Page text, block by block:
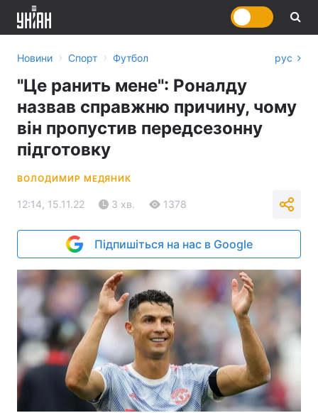
Новини › Спорт › Футбол рус
"Це ранить мене": Роналду
назвав справжню причину, чому
він пропустив передсезонну
підготовку
ВОЛОДИМИР МЕДЯНИК
12:14, 15.11.22 3 хв. 1378
Підпишіться на нас в Google